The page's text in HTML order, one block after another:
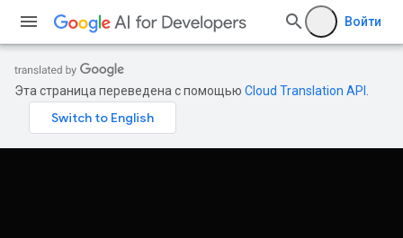
Войти
Эта страница переведена с помощью Cloud Translation API